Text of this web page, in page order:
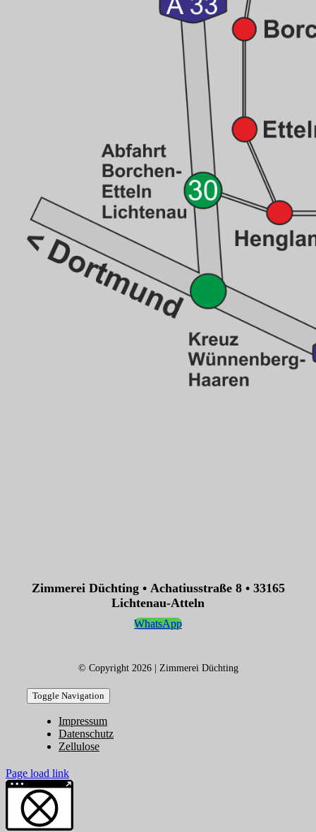
Zimmerei Düchting • Achatiusstraße 8 • 33165
Lichtenau-Atteln
WhatsApp
© Copyright 2026 | Zimmerei Düchting
Toggle Navigation
Impressum
Datenschutz
Zellulose
Page load link
Weitere Informationen über den gesperrten Inhalt.